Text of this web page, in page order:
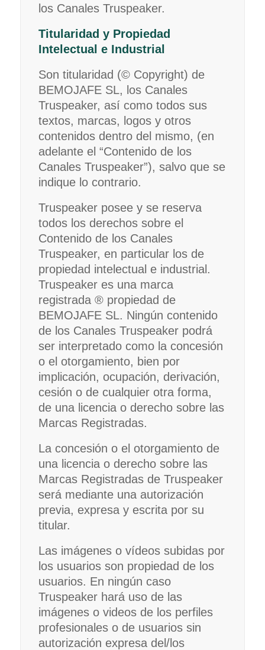
los Canales Truspeaker.
Titularidad y Propiedad
Intelectual e Industrial
Son titularidad (© Copyright) de
BEMOJAFE SL, los Canales
Truspeaker, así como todos sus
textos, marcas, logos y otros
contenidos dentro del mismo, (en
adelante el “Contenido de los
Canales Truspeaker”), salvo que se
indique lo contrario.
Truspeaker posee y se reserva
todos los derechos sobre el
Contenido de los Canales
Truspeaker, en particular los de
propiedad intelectual e industrial.
Truspeaker es una marca
registrada ® propiedad de
BEMOJAFE SL. Ningún contenido
de los Canales Truspeaker podrá
ser interpretado como la concesión
o el otorgamiento, bien por
implicación, ocupación, derivación,
cesión o de cualquier otra forma,
de una licencia o derecho sobre las
Marcas Registradas.
La concesión o el otorgamiento de
una licencia o derecho sobre las
Marcas Registradas de Truspeaker
será mediante una autorización
previa, expresa y escrita por su
titular.
Las imágenes o vídeos subidas por
los usuarios son propiedad de los
usuarios. En ningún caso
Truspeaker hará uso de las
imágenes o videos de los perfiles
profesionales o de usuarios sin
autorización expresa del/los